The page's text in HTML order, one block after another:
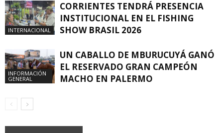
INTERNACIONAL
CORRIENTES TENDRÁ PRESENCIA
INSTITUCIONAL EN EL FISHING
SHOW BRASIL 2026
INFORMACIÓN
GENERAL
UN CABALLO DE MBURUCUYÁ GANÓ
EL RESERVADO GRAN CAMPEÓN
MACHO EN PALERMO